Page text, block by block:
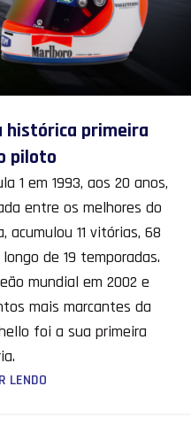
histórica primeira
piloto
1 em 1993, aos 20 anos,
entre os melhores do
acumulou 11 vitórias, 68
de 19 temporadas.
mundial em 2002 e
mais marcantes da
foi a sua primeira
LENDO